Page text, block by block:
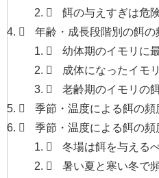
餌の与えすぎは危
年齢・成長段階別の餌の
幼体期のイモリに
成体になったイモ
老齢期のイモリの
季節・温度による餌の頻
季節・温度による餌の頻
冬場は餌を与える
暑い夏と寒い冬で